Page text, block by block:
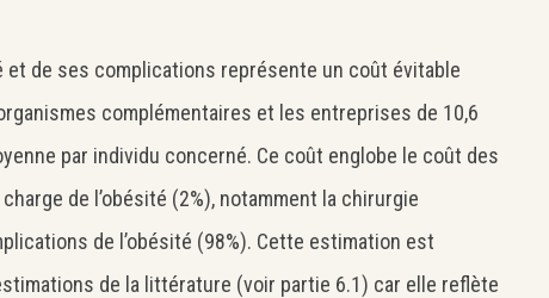
et de ses complications représente un coût évitable
complémentaires et les entreprises de 10,6
par individu concerné. Ce coût englobe le coût des
de l’obésité (2%), notamment la chirurgie
de l’obésité (98%). Cette estimation est
de la littérature (voir partie 6.1) car elle reflète